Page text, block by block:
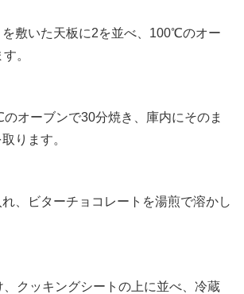
を敷いた天板に2を並べ、100℃のオー
。
オーブンで30分焼き、庫内にそのま
ります。
、ビターチョコレートを湯煎で溶かし
クッキングシートの上に並べ、冷蔵